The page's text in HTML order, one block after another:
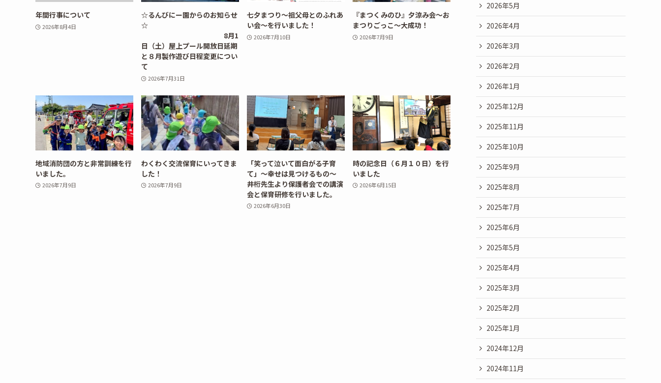
年間行事について
2026年8月4日
☆るんびにー園からのお知らせ
☆
8月1
日（土）屋上プール開放日延期
と８月製作遊び日程変更につい
て
2026年7月31日
七夕まつり～祖父母とのふれあ
い会～を行いました！
2026年7月10日
『まつくみのひ』夕涼み会～お
まつりごっこ～大成功！
2026年7月9日
地域消防団の方と非常訓練を行
いました。
2026年7月9日
わくわく交流保育にいってきま
した！
2026年7月9日
「笑って泣いて面白がる子育
て」～幸せは見つけるもの～
井桁先生より保護者会での講演
会と保育研修を行いました。
2026年6月30日
時の記念日（６月１０日）を行
いました
2026年6月15日
2026年5月
2026年4月
2026年3月
2026年2月
2026年1月
2025年12月
2025年11月
2025年10月
2025年9月
2025年8月
2025年7月
2025年6月
2025年5月
2025年4月
2025年3月
2025年2月
2025年1月
2024年12月
2024年11月